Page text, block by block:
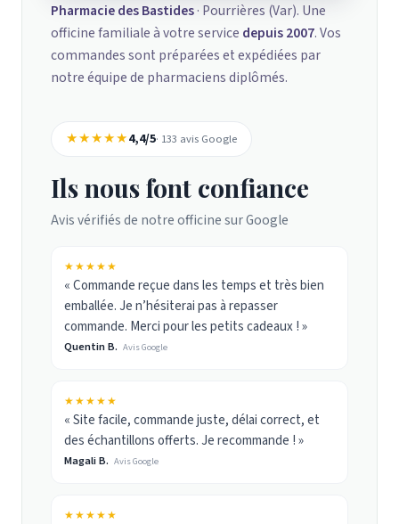
Pharmacie des Bastides· Pourrières (Var). Une
officine familiale à votre service depuis 2007. Vos
commandes sont préparées et expédiées par
notre équipe de pharmaciens diplômés.
★★★★★4,4/5· 133 avis Google
Ils nous font confiance
Avis vérifiés de notre officine sur Google
★★★★★
« Commande reçue dans les temps et très bien
emballée. Je n’hésiterai pas à repasser
commande. Merci pour les petits cadeaux ! »
Quentin B. Avis Google
★★★★★
« Site facile, commande juste, délai correct, et
des échantillons offerts. Je recommande ! »
Magali B. Avis Google
★★★★★